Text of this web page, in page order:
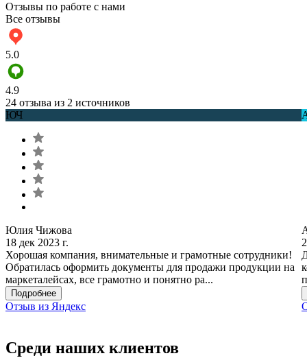
Отзывы по работе с нами
Все отзывы
5.0
4.9
24 отзыва из 2 источников
ЮЧ
Юлия Чижова
18 дек 2023 г.
Хорошая компания, внимательные и грамотные сотрудники!
Обратилась оформить документы для продажи продукции на
маркеталейсах, все грамотно и понятно ра...
Подробнее
Отзыв из Яндекс
Среди наших клиентов